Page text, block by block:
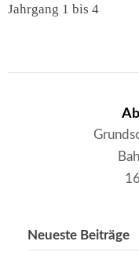
Jahrgang 1 bis 4
Neueste Beiträge